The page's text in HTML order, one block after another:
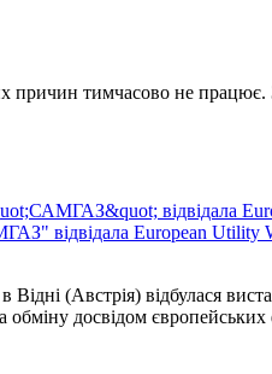
причин тимчасово не працює.
відвідала European Utility
Відні (Австрія) відбулася
обміну досвідом